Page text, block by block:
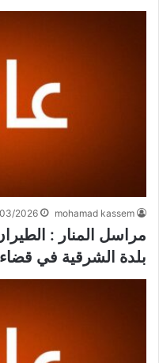
mohamad kassem
2026
مراسل المنار :
بلدة الشرقية في